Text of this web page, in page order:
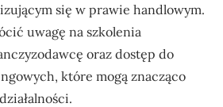
się w prawie handlowym.
uwagę na szkolenia
oraz dostęp do
które mogą znacząco